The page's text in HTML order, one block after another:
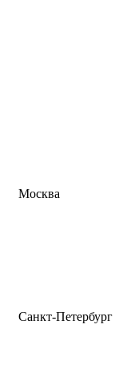
Москва
Санкт-Петербург